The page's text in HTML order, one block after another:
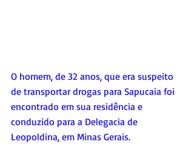
O homem, de 32 anos, que era suspeito
de transportar drogas para Sapucaia foi
encontrado em sua residência e
conduzido para a Delegacia de
Leopoldina, em Minas Gerais.